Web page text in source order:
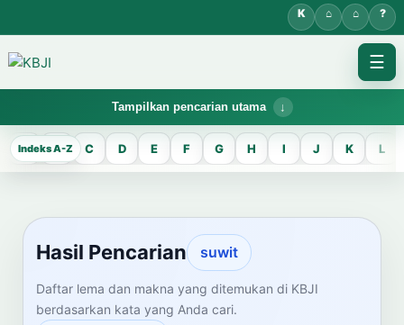
☰
Tampilkan pencarian utama
KBJI WORKSPACE
Hasil Pencarian
Temukan lema Jawa dan maknanya dalam bahasa Indonesia saat
mengelola data Kamus Bahasa Jawa-Indonesia.
CARI LEMA JAWA
Masukkan kata Jawa
A B C D E F G H I J K L
Hasil Pencarian suwit
Daftar lema dan makna yang ditemukan di KBJI
berdasarkan kata yang Anda cari.